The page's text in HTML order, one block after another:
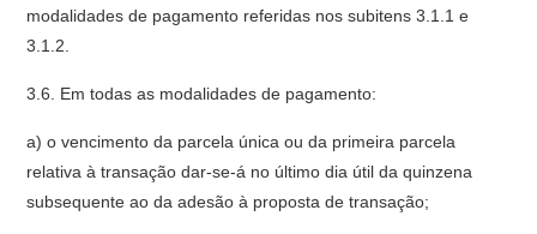
modalidades de pagamento referidas nos subitens 3.1.1 e
3.1.2.
3.6. Em todas as modalidades de pagamento:
a) o vencimento da parcela única ou da primeira parcela
relativa à transação dar-se-á no último dia útil da quinzena
subsequente ao da adesão à proposta de transação;